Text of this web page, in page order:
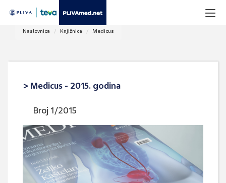
Naslovnica Knjižnica Medicus
> Medicus - 2015. godina
Broj 1/2015